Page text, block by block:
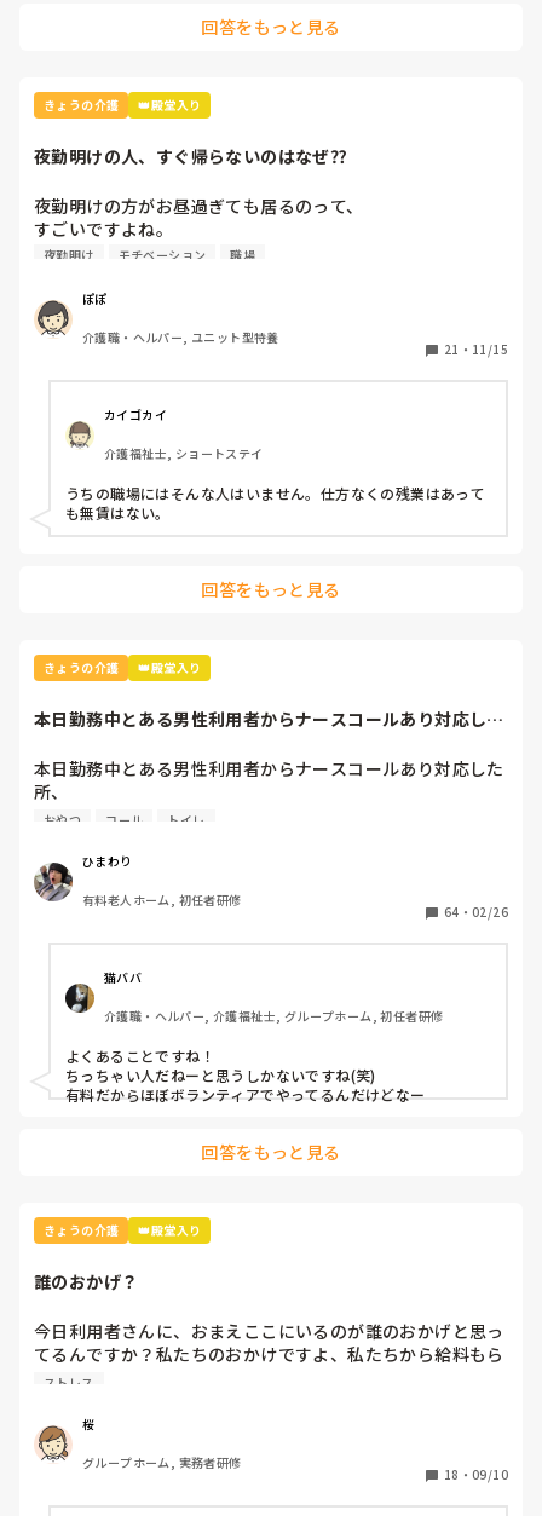
か、、等書かないと、何のアセスメントにもなりませんね…
ちょっと留意すれば、と見る度思います、、リーダー、サブリ
ーダーで対応して欲しい所です、、
回答をもっと見る
きょうの介護 👑殿堂入り
夜勤明けの人、すぐ帰らないのはなぜ⁇
夜勤明けの方がお昼過ぎても居るのって、
すごいですよね。
夜勤明け モチベーション 職場
ぽぽ
介護職・ヘルパー, ユニット型特養
21 ・ 11/15
カイゴカイ
介護福祉士, ショートステイ
うちの職場にはそんな人はいません。仕方なくの残業はあって
も無賃はない。
回答をもっと見る
きょうの介護 👑殿堂入り
本日勤務中とある男性利用者からナースコールあり対応した
本日勤務中とある男性利用者からナースコールあり対応した
所、
「便出たから変えてくれる？」と言われ居室内のトイレに誘
行い介入し、失禁されていたためズボンを替えて手を洗って
貰った。
その後「〇〇さん、15時なんでおやつ食べに行きましょう
伺うと「そんなんいいよ！早く横にならせてくれよ！」と怒
丁寧に介入した後に言われたので物凄くきつかったです…
皆さんはこんな事ありませんか？？
おやつ コール トイレ
ひまわり
有料老人ホーム, 初任者研修
64 ・ 02/26
猫ババ
介護職・ヘルパー, 介護福祉士, グループホーム, 初任者研修
よくあることですね！
ちっちゃい人だねーと思うしかないですね(笑)
有料だからほぼボランティアでやってるんだけどなー
回答をもっと見る
きょうの介護 👑殿堂入り
誰のおかげ？
今日利用者さんに、おまえここにいるのが誰のおかげと思っ
てるんですか？私たちのおかけですよ、私たちから給料もら
ってるんですよと言われた。
ストレス
桜
グループホーム, 実務者研修
18 ・ 09/10